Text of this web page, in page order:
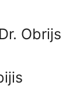
Obrijs